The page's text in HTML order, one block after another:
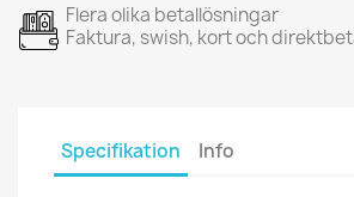
Flera olika betallösningar
Faktura, swish, kort och
Specifikation Info